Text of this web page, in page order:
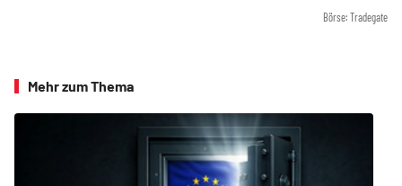
Börse: Tradegate
Mehr zum Thema